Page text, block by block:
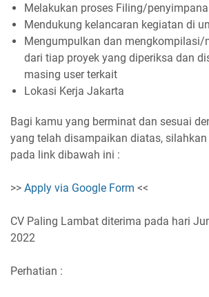
Melakukan proses Filing/
Mendukung kelancaran kegiatan di
Mengumpulkan dan mengkompilasi/
dari tiap proyek yang diperiksa dan
masing user terkait
Lokasi Kerja Jakarta
Bagi kamu yang berminat dan sesuai
yang telah disampaikan diatas,
pada link dibawah ini :
>> Apply via Google Form <<
CV Paling Lambat diterima pada hari
2022
Perhatian :